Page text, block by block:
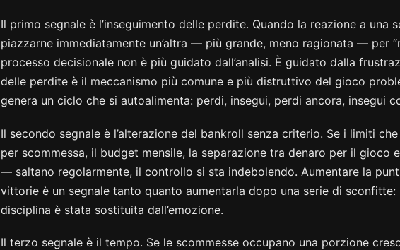
Il primo segnale è l’inseguimento delle perdite. Quando la reazione a una
piazzarne immediatamente un’altra — più grande, meno ragionata — per
processo decisionale non è più guidato dall’analisi. È guidato dalla
delle perdite è il meccanismo più comune e più distruttivo del gioco
genera un ciclo che si autoalimenta: perdi, insegui, perdi ancora, insegui
Il secondo segnale è l’alterazione del bankroll senza criterio. Se i limiti
per scommessa, il budget mensile, la separazione tra denaro per il gioco
— saltano regolarmente, il controllo si sta indebolendo. Aumentare la
vittorie è un segnale tanto quanto aumentarla dopo una serie di sconfitte:
disciplina è stata sostituita dall’emozione.
Il terzo segnale è il tempo. Se le scommesse occupano una porzione